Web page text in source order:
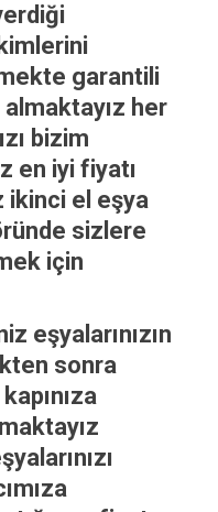
garantili
almaktayız her
bizim
en iyi fiyatı
ikinci el eşya
sizlere
için
eşyalarınızın
sonra